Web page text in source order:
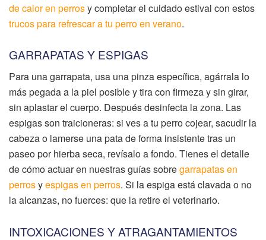
de calor en perrosy completar el cuidado estival con estos
trucos para refrescar a tu perro en verano.
GARRAPATAS Y ESPIGAS
Para una garrapata, usa una pinza específica, agárrala lo
más pegada a la piel posible y tira con firmeza y sin girar,
sin aplastar el cuerpo. Después desinfecta la zona. Las
espigas son traicioneras: si ves a tu perro cojear, sacudir la
cabeza o lamerse una pata de forma insistente tras un
paseo por hierba seca, revísalo a fondo. Tienes el detalle
de cómo actuar en nuestras guías sobregarrapatas en
perrosyespigas en perros. Si la espiga está clavada o no
la alcanzas, no fuerces: que la retire el veterinario.
INTOXICACIONES Y ATRAGANTAMIENTOS